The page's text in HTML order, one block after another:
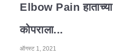
Elbow Pain हाताच्या
कोपराला...
ऑगस्ट 1, 2021